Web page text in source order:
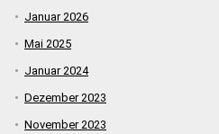
Januar 2026
Mai 2025
Januar 2024
Dezember 2023
November 2023